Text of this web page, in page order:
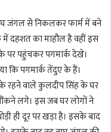
जंगल से निकलकर फार्म में बने
दहशत का माहौल है वहीं इस
पर पहुंचकर पगमार्क देखे।
कि पगमार्क तेंदुए के हैं।
के रहने वाले कुलदीप सिंह के घर
लगे। इस जब घर लोगों ने
ही दूर पर खड़ा है। इसके बाद